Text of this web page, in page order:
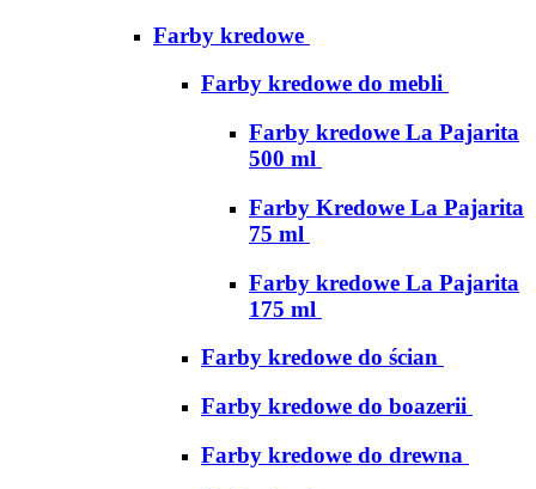
Farby kredowe
Farby kredowe do mebli
Farby kredowe La Pajarita
500 ml
Farby Kredowe La Pajarita
75 ml
Farby kredowe La Pajarita
175 ml
Farby kredowe do ścian
Farby kredowe do boazerii
Farby kredowe do drewna